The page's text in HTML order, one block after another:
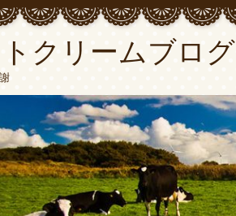
クリームブログ